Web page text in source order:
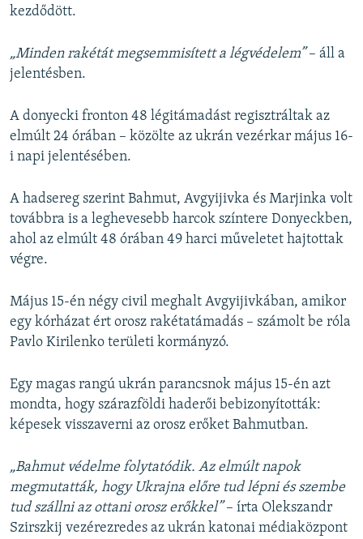
kezdődött.
„Minden rakétát megsemmisített a légvédelem”– áll a
jelentésben.
A donyecki fronton 48 légitámadást regisztráltak az
elmúlt 24 órában – közölte az ukrán vezérkar május 16-
i napi jelentésében.
A hadsereg szerint Bahmut, Avgyijivka és Marjinka volt
továbbra is a leghevesebb harcok színtere Donyeckben,
ahol az elmúlt 48 órában 49 harci műveletet hajtottak
végre.
Május 15-én négy civil meghalt Avgyijivkában, amikor
egy kórházat ért orosz rakétatámadás – számolt be róla
Pavlo Kirilenko területi kormányzó.
Egy magas rangú ukrán parancsnok május 15-én azt
mondta, hogy szárazföldi haderői bebizonyították:
képesek visszaverni az orosz erőket Bahmutban.
„Bahmut védelme folytatódik. Az elmúlt napok
megmutatták, hogy Ukrajna előre tud lépni és szembe
tud szállni az ottani orosz erőkkel”– írta Olekszandr
Szirszkij vezérezredes az ukrán katonai médiaközpont